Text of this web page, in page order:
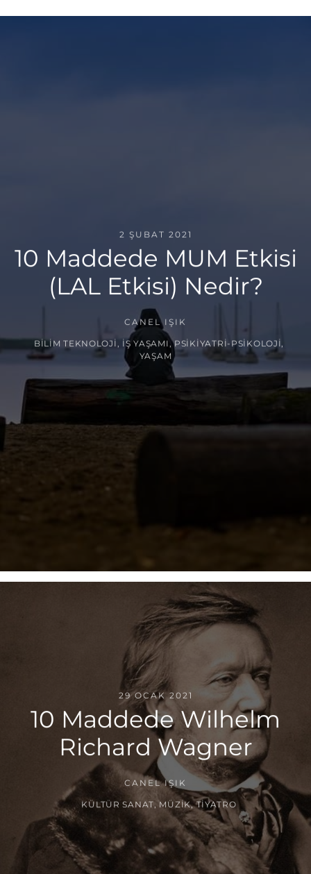
2 ŞUBAT 2021
10 Maddede MUM Etkisi
(LAL Etkisi) Nedir?
CANEL IŞIK
BILIM TEKNOLOJI İŞ YAŞAMI ,PSIKIYATRI-PSIKOLOJI
YAŞAM
29 OCAK 2021
10 Maddede Wilhelm
Richard Wagner
CANEL IŞIK
KÜLTÜR SANAT,MÜZIK,TIYATRO